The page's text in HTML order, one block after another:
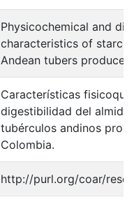
Physicochemical and
characteristics of starch
Andean tubers
Características
digestibilidad del
tubérculos andinos
Colombia.
http://purl.org/coar/